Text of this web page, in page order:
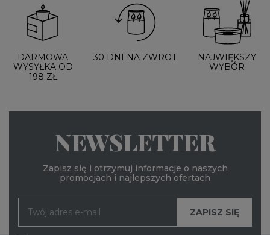
DARMOWA
WYSYŁKA OD
198 ZŁ
30 DNI NA ZWROT
NAJWIĘKSZY
WYBÓR
NEWSLETTER
Zapisz się i otrzymuj informacje o naszych
promocjach i najlepszych ofertach